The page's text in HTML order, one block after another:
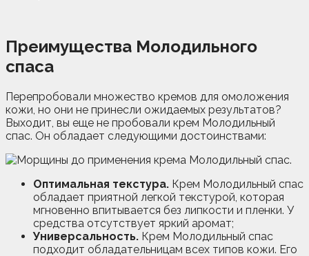
Преимущества Молодильного
спаса
Перепробовали множество кремов для омоложения
кожи, но они не принесли ожидаемых результатов?
Выходит, вы еще не пробовали крем Молодильный
спас. Он обладает следующими достоинствами:
Оптимальная текстура. Крем Молодильный спас
обладает приятной легкой текстурой, которая
мгновенно впитывается без липкости и пленки. У
средства отсутствует яркий аромат;
Универсальность. Крем Молодильный спас
подходит обладательницам всех типов кожи. Его